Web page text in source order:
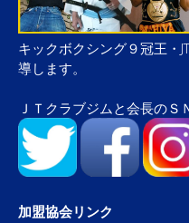
キックボクシング９冠王・
導します。
ＪＴクラブジムと会長のＳ
加盟協会リンク